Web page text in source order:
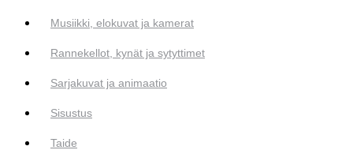
Musiikki, elokuvat ja kamerat
Rannekellot, kynät ja sytyttimet
Sarjakuvat ja animaatio
Sisustus
Taide